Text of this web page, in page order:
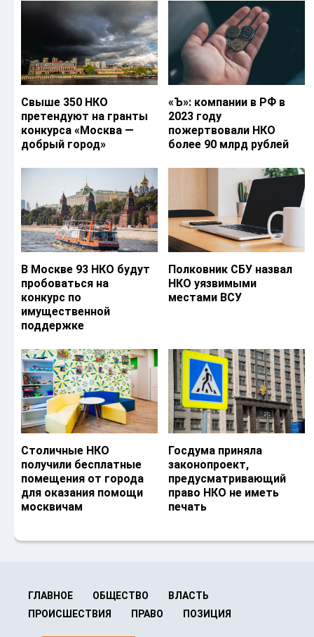
Свыше 350 НКО
претендуют на гранты
конкурса «Москва —
добрый город»
«Ъ‎»: компании в РФ в
2023 году
пожертвовали НКО
более 90 млрд рублей
В Москве 93 НКО будут
пробоваться на
конкурс по
имущественной
поддержке
Полковник СБУ назвал
НКО уязвимыми
местами ВСУ
Столичные НКО
получили бесплатные
помещения от города
для оказания помощи
москвичам
Госдума приняла
законопроект,
предусматривающий
право НКО не иметь
печать
ГЛАВНОЕ ОБЩЕСТВО
ВЛАСТЬ
ПРОИСШЕСТВИЯ
ПРАВО ПОЗИЦИЯ